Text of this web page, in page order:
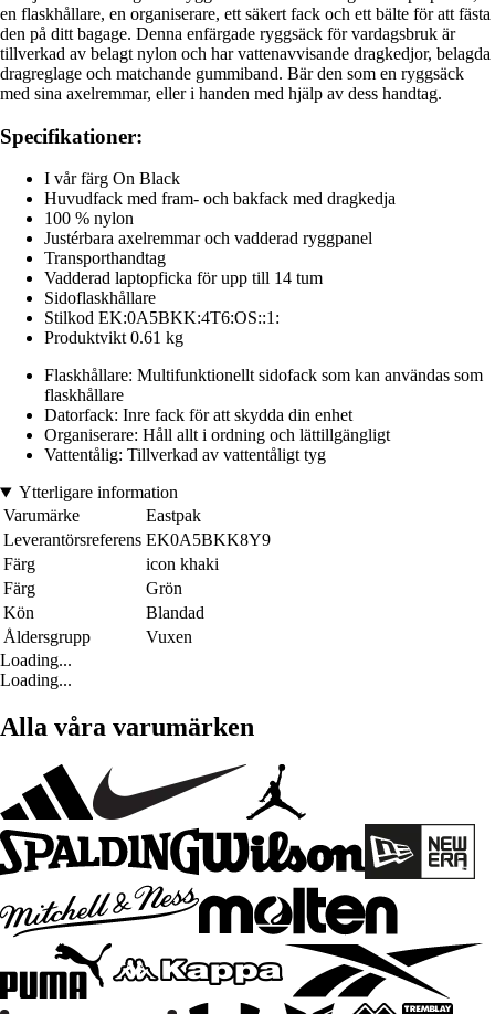
en flaskhållare, en organiserare, ett säkert fack och ett bälte för att fästa
den på ditt bagage. Denna enfärgade ryggsäck för vardagsbruk är
tillverkad av belagt nylon och har vattenavvisande dragkedjor, belagda
dragreglage och matchande gummiband. Bär den som en ryggsäck
med sina axelremmar, eller i handen med hjälp av dess handtag.
Specifikationer:
I vår färg On Black
Huvudfack med fram- och bakfack med dragkedja
100 % nylon
Justérbara axelremmar och vadderad ryggpanel
Transporthandtag
Vadderad laptopficka för upp till 14 tum
Sidoflaskhållare
Stilkod EK:0A5BKK:4T6:OS::1:
Produktvikt 0.61 kg
Flaskhållare: Multifunktionellt sidofack som kan användas som
flaskhållare
Datorfack: Inre fack för att skydda din enhet
Organiserare: Håll allt i ordning och lättillgängligt
Vattentålig: Tillverkad av vattentåligt tyg
Ytterligare information
Varumärke
Eastpak
Leverantörsreferens EK0A5BKK8Y9
Färg
icon khaki
Färg
Grön
Kön
Blandad
Åldersgrupp
Vuxen
Loading...
Loading...
Alla våra varumärken